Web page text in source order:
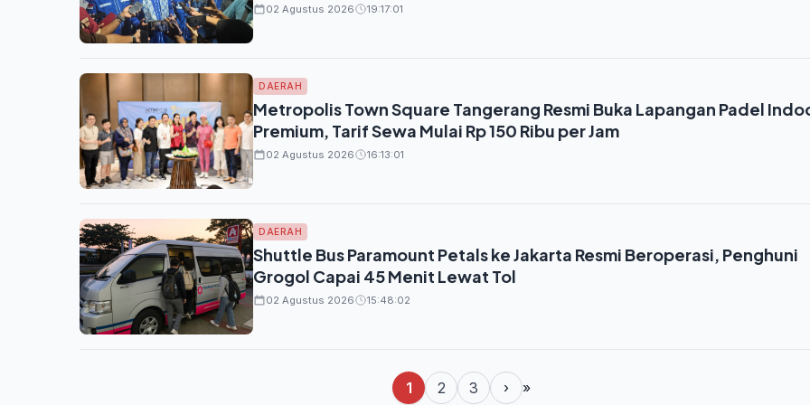
02 Agustus 2026 19:17:01
DAERAH
Metropolis Town Square Tangerang Resmi Buka Lapangan Padel
Premium, Tarif Sewa Mulai Rp 150 Ribu per Jam
02 Agustus 2026 16:13:01
DAERAH
Shuttle Bus Paramount Petals ke Jakarta Resmi Beroperasi, Penghuni
Grogol Capai 45 Menit Lewat Tol
02 Agustus 2026 15:48:02
1 2 3 › »